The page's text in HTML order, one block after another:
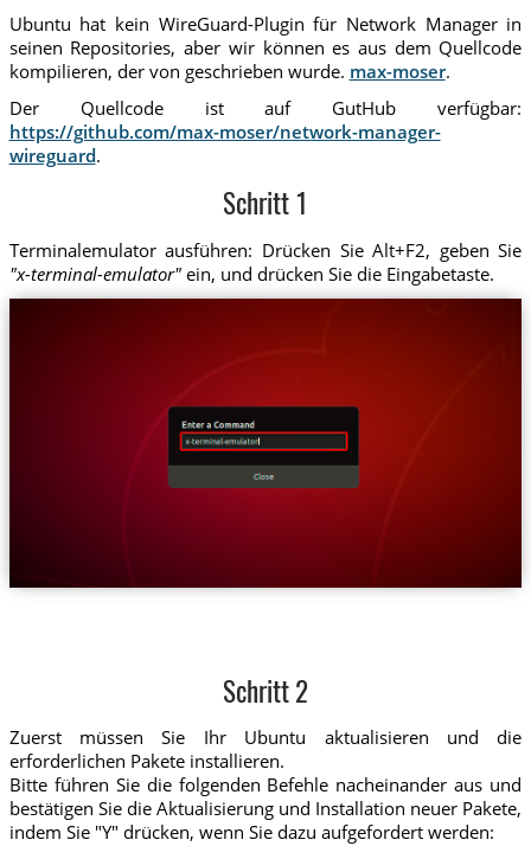
Ubuntu hat kein WireGuard-Plugin für Network Manager in
seinen Repositories, aber wir können es aus dem Quellcode
kompilieren, der von geschrieben wurde. max-moser.
Der Quellcode ist auf GutHub verfügbar:
https://github.com/max-moser/network-manager-
wireguard.
Schritt 1
Terminalemulator ausführen: Drücken Sie Alt+F2, geben Sie
"x-terminal-emulator"ein, und drücken Sie die Eingabetaste.
Schritt 2
Zuerst müssen Sie Ihr Ubuntu aktualisieren und die
erforderlichen Pakete installieren.
Bitte führen Sie die folgenden Befehle nacheinander aus und
bestätigen Sie die Aktualisierung und Installation neuer Pakete,
indem Sie "Y" drücken, wenn Sie dazu aufgefordert werden: